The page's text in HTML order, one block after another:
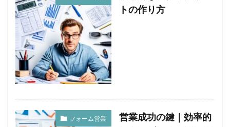
トの作り方
フォーム営業
営業成功の鍵｜効率的